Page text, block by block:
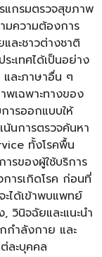
แกรมตรวจสุขภาพ
มความต้องการ
และชาวต่างชาติ
ะเทศได้เป็นอย่าง
ละภาษาอื่น ๆ
พเฉพาะทางของ
ารออกแบบให้
น้นการตรวจค้นหา
ทั้งโรคพื้น
รของผู้ใช้บริการ
ารเกิดโรค ก่อนที่
ะได้เข้าพบแพทย์
, วินิจฉัยและแนะนำ
กําลังกาย และ
ละบุคคล